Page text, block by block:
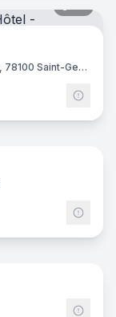
1 Av. du Président John Fitzgerald Kennedy, 78100 Saint-Germain-en-Laye
17
29